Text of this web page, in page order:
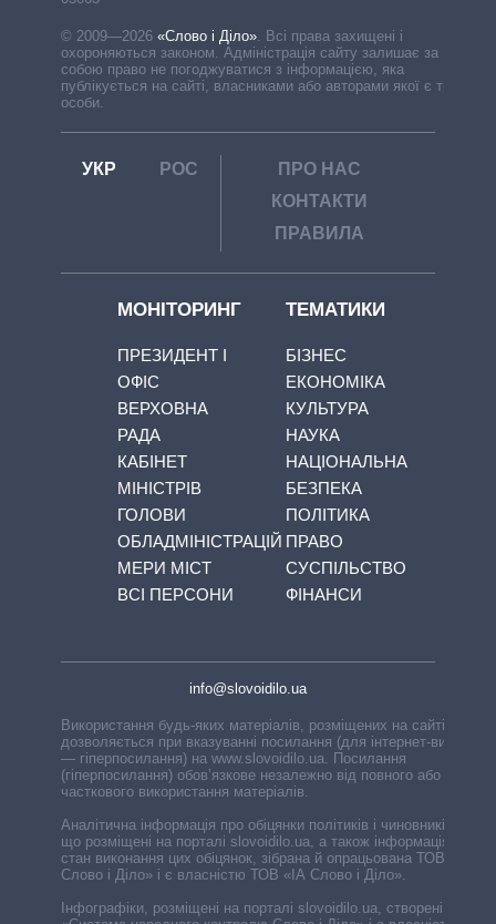
© 2009—2026 «Слово і Діло». Всі права захищені і
охороняються законом. Адміністрація сайту залишає за
собою право не погоджуватися з інформацією, яка
публікується на сайті, власниками або авторами якої є треті
особи.
УКР РОС
ПРО НАС
КОНТАКТИ
ПРАВИЛА
МОНІТОРИНГ
ПРЕЗИДЕНТ І
ОФІС
ВЕРХОВНА
РАДА
КАБІНЕТ
МІНІСТРІВ
ГОЛОВИ
ОБЛАДМІНІСТРАЦІЙ
МЕРИ МІСТ
ВСІ ПЕРСОНИ
ТЕМАТИКИ
БІЗНЕС
ЕКОНОМІКА
КУЛЬТУРА
НАУКА
НАЦІОНАЛЬНА
БЕЗПЕКА
ПОЛІТИКА
ПРАВО
СУСПІЛЬСТВО
ФІНАНСИ
info@slovoidilo.ua
Використання будь-яких матеріалів, розміщених на сайті,
дозволяється при вказуванні посилання (для інтернет-видань
— гіперпосилання) на www.slovoidilo.ua. Посилання
(гіперпосилання) обов’язкове незалежно від повного або
часткового використання матеріалів.
Аналітична інформація про обіцянки політиків і чиновників,
що розміщені на порталі slovoidilo.ua, а також інформація про
стан виконання цих обіцянок, зібрана й опрацьована ТОВ «ІА
Слово і Діло» і є власністю ТОВ «ІА Слово і Діло».
Інфографіки, розміщені на порталі slovoidilo.ua, створені ГО